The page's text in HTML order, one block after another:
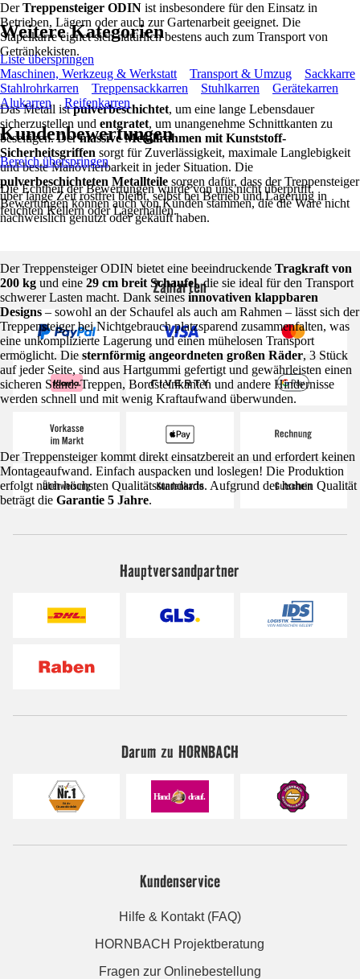
DerTreppensteiger ODIN ist insbesondere für den Einsatz in
Betrieben, Lägern oder auch zur Gartenarbeit geeignet. Die
Stapelkarre eignet sich natürlich bestens auch zum Transport von
Getränkekisten.
Das Metall istpulverbeschichtet, um eine lange Lebensdauer
sicherzustellen und entgratet, um unangenehme Schnittkanten zu
beseitigen. Dermassive Metallrahmen mit Kunststoff-
Sicherheitsgriffen sorgt für Zuverlässigkeit, maximale Langlebigkeit
und beste Manövrierbarkeit in jeder Situation. Die
pulverbeschichteten Metallteile sorgen dafür, dass der Treppensteiger
über lange Zeit rostfrei bleibt, selbst bei Betrieb und Lagerung in
feuchten Kellern oder Lagerhallen.
Der Treppensteiger ODIN bietet eine beeindruckende Tragkraft von
200 kg und eine 29 cm breit Schaufel, die sie ideal für den Transport
schwerer Lasten macht. Dank seinesinnovativen klappbaren
Designs – sowohl an der Schaufel als auch am Rahmen – lässt sich der
Treppensteiger bei Nichtgebrauch platzsparend zusammenfalten, was
eine unkomplizierte Lagerung und einen mühelosen Transport
ermöglicht. Die sternförmig angeordneten großen Räder, 3 Stück
auf jeder Seite, sind aus Hartgummi gefertigt und gewährleisten einen
sicheren Stand. Treppen, Bordsteinkanten und andere Hindernisse
werden schnell und mit wenig Kraftaufwand überwunden.
Der Treppensteiger kommt direkt einsatzbereit an und erfordert keinen
Montageaufwand. Einfach auspacken und loslegen! Die Produktion
erfolgt nach höchsten Qualitätsstandards. Aufgrund der hohen Qualität
beträgt die Garantie 5 Jahre.
Weitere Kategorien
Liste überspringen
Maschinen, Werkzeug & Werkstatt
Transport & Umzug
Sackkarre
Stahlrohrkarren
Treppensackkarren Stuhlkarren
Gerätekarren
Alukarren
Reifenkarren
Kundenbewertungen
Bereich überspringen
Die Echtheit der Bewertungen wurde von uns nicht überprüft.
Bewertungen können auch von Kunden stammen, die die Ware nicht
nachweislich genutzt oder gekauft haben.
Zahlarten
Hauptversandpartner
Darum zu HORNBACH
Kundenservice
Hilfe & Kontakt (FAQ)
HORNBACH Projektberatung
Fragen zur Onlinebestellung